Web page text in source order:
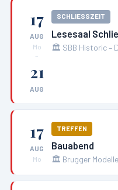
17
AUG
Mo
–
21
AUG
SCHLIESSZEIT
Lesesaal
🏛️ SBB Historic –
17
AUG
Mo
TREFFEN
Bauabend
🏛️ Brugger